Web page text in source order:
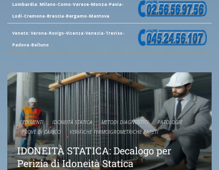
Lombardia: Milano-Como-Varese-Monza-Pavia-
Lodi-Cremona-Brescia-Bergamo-Mantova
Veneto: Verona-Rovigo-Vicenza-Venezia-Treviso-
Padova-Belluno
CEDIMENTI IDONEITÀ STATICA METODI DIAGNOSTICI
PATOLOGIE
PROVE DI CARICO
VERIFICHE TERMOIGROMETRICHE PARETI
IDONEITÀ STATICA: Decalogo per
Perizia di Idoneità Statica